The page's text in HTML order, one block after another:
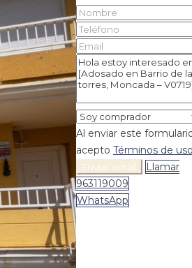
Al enviar este
acepto Términos de
Enviar email
Llamar
963119009
WhatsApp